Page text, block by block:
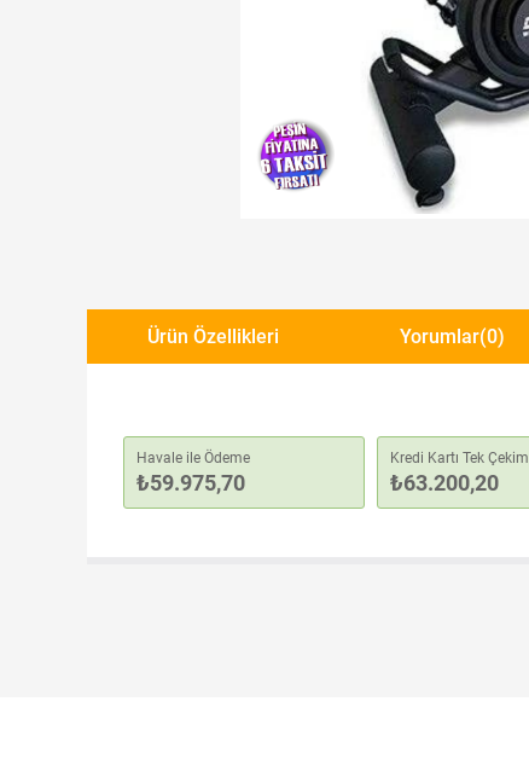
Yeni Ürün
Ürün Özellikleri Yorumlar(0)
Havale ile Ödeme
₺59.975,70
Kredi Kartı Tek Çekim
₺63.200,20